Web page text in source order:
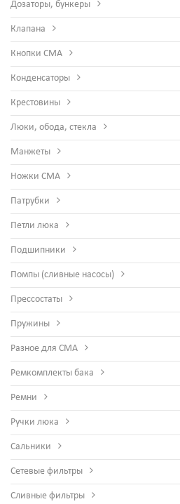
Дозаторы, бункеры
Клапана
Кнопки СМА
Конденсаторы
Крестовины
Люки, обода, стекла
Манжеты
Ножки СМА
Патрубки
Петли люка
Подшипники
Помпы (сливные насосы)
Прессостаты
Пружины
Разное для СМА
Ремкомплекты бака
Ремни
Ручки люка
Сальники
Сетевые фильтры
Сливные фильтры